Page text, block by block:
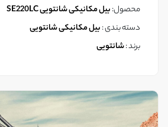
محصول:بیل مکانیکی شانتویی SE220LC
دسته بندی :بیل مکانیکی شانتویی
برند :شانتویی